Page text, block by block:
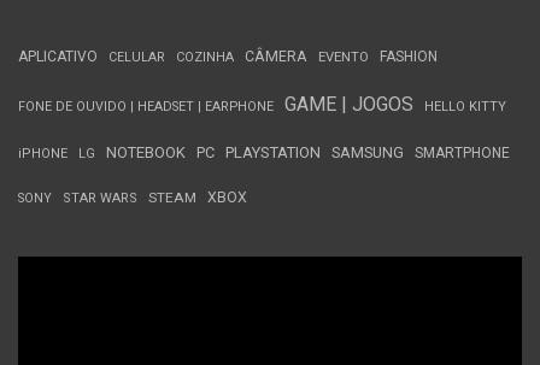
APLICATIVO CELULAR COZINHA CÂMERA EVENTO FASHION
FONE DE OUVIDO | HEADSET | EARPHONE GAME | JOGOS HELLO KITTY
iPHONE LG NOTEBOOK PC PLAYSTATION SAMSUNG SMARTPHONE
SONY STAR WARS STEAM XBOX